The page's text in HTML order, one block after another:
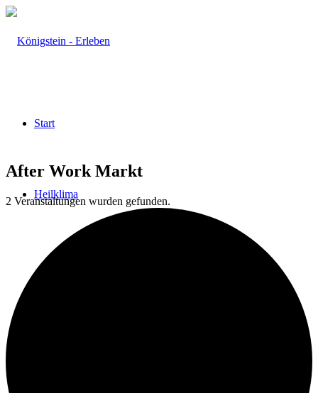
Start
Heilklima
After Work Markt
2 Veranstaltungen wurden gefunden.